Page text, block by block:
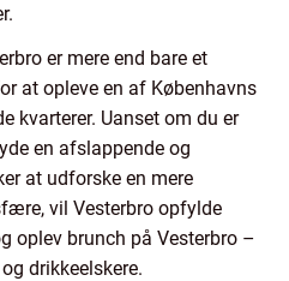
er mere end bare et
at opleve en af Københavns
kvarterer. Uanset om du er
en afslappende og
at udforske en mere
vil Vesterbro opfylde
oplev brunch på Vesterbro –
drikkeelskere.